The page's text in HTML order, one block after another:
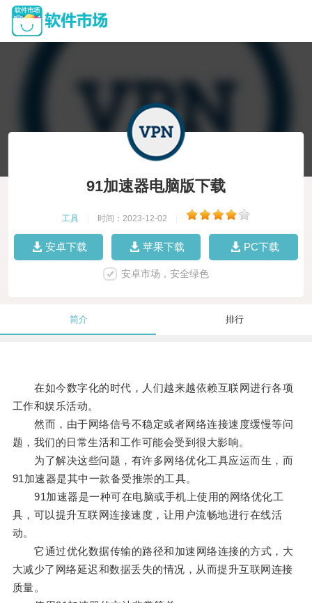
91加速器电脑版下载
工具 时间：2023-12-02
安卓下载 苹果下载 PC下载
安卓市场，安全绿色
简介 排行
在如今数字化的时代，人们越来越依赖互联网进行各项
工作和娱乐活动。
然而，由于网络信号不稳定或者网络连接速度缓慢等问
题，我们的日常生活和工作可能会受到很大影响。
为了解决这些问题，有许多网络优化工具应运而生，而
91加速器是其中一款备受推崇的工具。
91加速器是一种可在电脑或手机上使用的网络优化工
具，可以提升互联网连接速度，让用户流畅地进行在线活
动。
它通过优化数据传输的路径和加速网络连接的方式，大
大减少了网络延迟和数据丢失的情况，从而提升互联网连接
质量。